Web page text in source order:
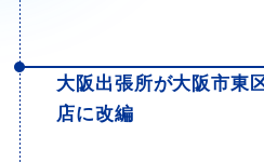
大阪出張所が大阪市東
店に改編